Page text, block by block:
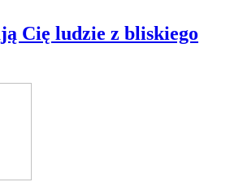
Cię ludzie z bliskiego